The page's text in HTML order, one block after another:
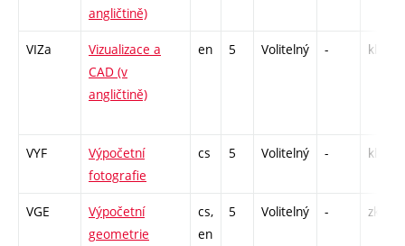
angličtině)
VIZa
Vizualizace a
CAD (v
angličtině)
en 5 Volitelný - kl
VYF
Výpočetní
fotografie
cs 5 Volitelný - kl
VGE
Výpočetní
geometrie
cs,
en
5 Volitelný - zk